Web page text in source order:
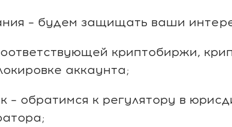
– будем защищать ваши
криптобиржи,
аккаунта;
– обратимся к регулятору в